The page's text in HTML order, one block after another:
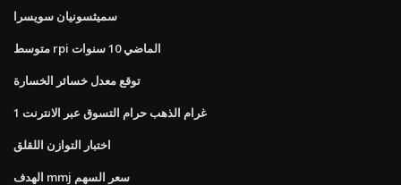
سميثسونيان سويسرا
متوسط ​​rpi الماضي 10 سنوات
توقع معدل خسائر الخسارة
1 غرام الذهب حرام التسوق عبر الانترنت
اختبار التوازن اللقلق
الهدف mmj سعر السهم